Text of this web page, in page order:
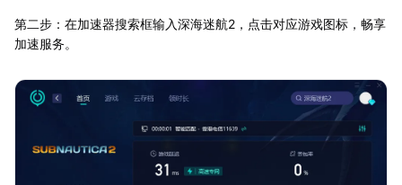
第二步：在加速器搜索框输入深海迷航2，点击对应游戏图标，畅享
加速服务。